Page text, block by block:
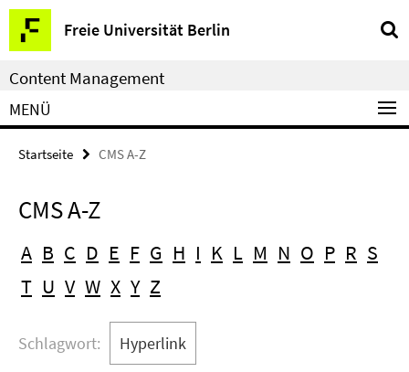
Freie Universität Berlin
Service-
Navigation
Content Management
MENÜ
Startseite CMS A-Z
CMS A-Z
A B C D E F G H I K L M N O P R S
T U V W X Y Z
Schlagwort: Hyperlink